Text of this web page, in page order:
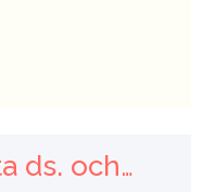
Starszy specjalista ds. ochrony przyrody w ramach projektu odtworzenie sieci alei wierzbowo-lipowych oraz ochrona czynna owadów poprzez przywrócenie integralności siedlisk i zachowanie bioróżnorodnośc